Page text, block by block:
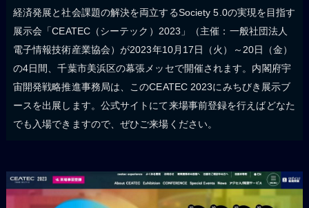
経済発展と社会課題の解決を両立するSociety 5.0の実現を目指す
展示会「CEATEC（シーテック）2023」（主催：一般社団法人
電子情報技術産業協会）が2023年10月17日（火）～20日（金）
の4日間、千葉市美浜区の幕張メッセで開催されます。内閣府宇
宙開発戦略推進事務局は、このCEATEC 2023にみちびき展示ブ
ースを出展します。公式サイトにて来場事前登録を行えばどなた
でも入場できますので、ぜひご来場ください。